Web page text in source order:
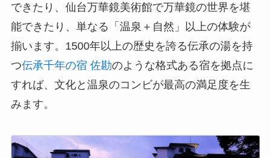
できたり、仙台万華鏡美術館で万華鏡の世界を堪
能できたり、単なる「温泉＋自然」以上の体験が
揃います。1500年以上の歴史を誇る伝承の湯を持
つ伝承千年の宿 佐勘のような格式ある宿を拠点に
すれば、文化と温泉のコンビが最高の満足度を生
みます。